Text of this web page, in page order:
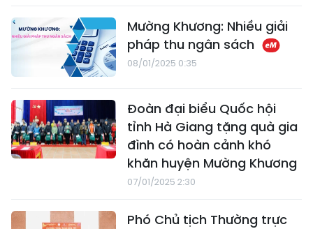
Mường Khương: Nhiều giải
pháp thu ngân sách
08/01/2025 0:35
Đoàn đại biểu Quốc hội
tỉnh Hà Giang tặng quà gia
đình có hoàn cảnh khó
khăn huyện Mường Khương
07/01/2025 2:30
Phó Chủ tịch Thường trực